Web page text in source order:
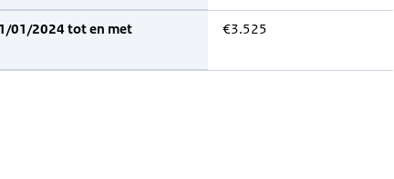
01/2024 tot en met
€3.525